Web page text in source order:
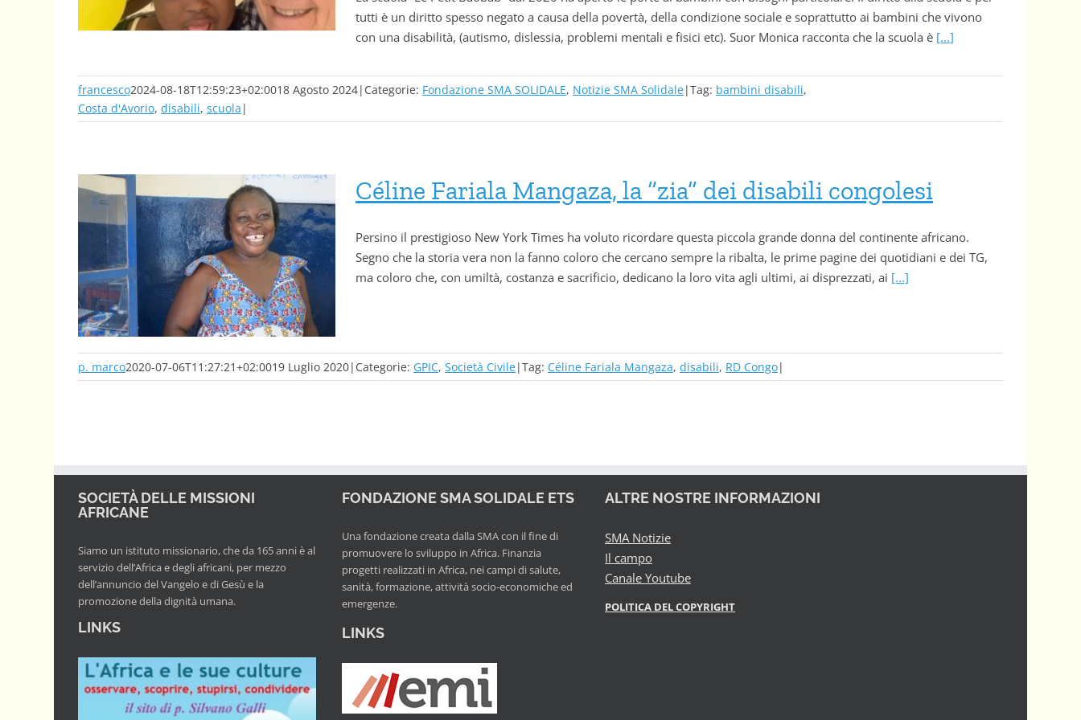
tutti è un diritto spesso negato a causa della povertà, della condizione sociale e soprattutto ai bambini che vivono
con una disabilità, (autismo, dislessia, problemi mentali e fisici etc). Suor Monica racconta che la scuola è [...]
francesco2024-08-18T12:59:23+02:0018 Agosto 2024| Categorie: Fondazione SMA SOLIDALE, Notizie SMA Solidale|Tag: bambini disabili,
Costa d'Avorio, disabili, scuola |
Céline Fariala Mangaza, la “zia” dei disabili congolesi
Persino il prestigioso New York Times ha voluto ricordare questa piccola grande donna del continente africano.
Segno che la storia vera non la fanno coloro che cercano sempre la ribalta, le prime pagine dei quotidiani e dei TG,
ma coloro che, con umiltà, costanza e sacrificio, dedicano la loro vita agli ultimi, ai disprezzati, ai [...]
p. marco2020-07-06T11:27:21+02:0019 Luglio 2020| Categorie: GPIC, Società Civile|Tag: Céline Fariala Mangaza, disabili, RD Congo|
SOCIETÀ DELLE MISSIONI
AFRICANE
Siamo un istituto missionario, che da 165 anni è al
servizio dell’Africa e degli africani, per mezzo
dell’annuncio del Vangelo e di Gesù e la
promozione della dignità umana.
LINKS
FONDAZIONE SMA SOLIDALE ETS
Una fondazione creata dalla SMA con il fine di
promuovere lo sviluppo in Africa. Finanzia
progetti realizzati in Africa, nei campi di salute,
sanità, formazione, attività socio-economiche ed
emergenze.
ALTRE NOSTRE INFORMAZIONI
SMA Notizie
Il campo
Canale Youtube
POLITICA DEL COPYRIGHT
LINKS